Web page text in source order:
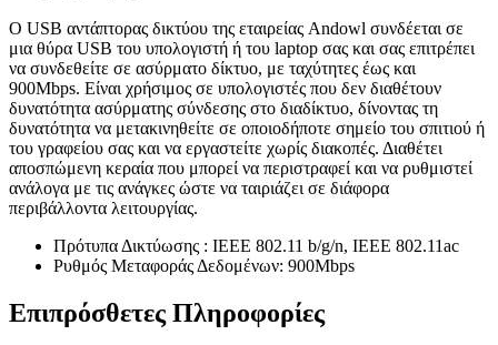
Ο USB αντάπτορας δικτύου της εταιρείας Andowl συνδέεται σε
μια θύρα USB του υπολογιστή ή του laptop σας και σας επιτρέπει
να συνδεθείτε σε ασύρματο δίκτυο, με ταχύτητες έως και
900Mbps. Είναι χρήσιμος σε υπολογιστές που δεν διαθέτουν
δυνατότητα ασύρματης σύνδεσης στο διαδίκτυο, δίνοντας τη
δυνατότητα να μετακινηθείτε σε οποιοδήποτε σημείο του σπιτιού ή
του γραφείου σας και να εργαστείτε χωρίς διακοπές. Διαθέτει
αποσπώμενη κεραία που μπορεί να περιστραφεί και να ρυθμιστεί
ανάλογα με τις ανάγκες ώστε να ταιριάζει σε διάφορα
περιβάλλοντα λειτουργίας.
Πρότυπα Δικτύωσης : IEEE 802.11 b/g/n, IEEE 802.11ac
Ρυθμός Μεταφοράς Δεδομένων: 900Mbps
Επιπρόσθετες Πληροφορίες